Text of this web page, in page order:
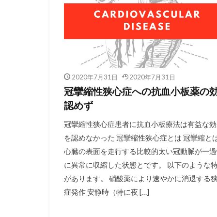
2020年7月31日 2020年7月31日
冠攣縮性狭心症への抗血小板薬の
認めず
冠攣縮性狭心症患者に抗血小板療法は有益な
を認めなかった 冠攣縮性狭心症とは 冠攣縮とは
心臓の表面を走行する比較的太い冠動脈が一
に異常に収縮した状態とです。 以下のような
があります。 硝酸薬により速やかに消退する
症発作 安静時（特に夜 […]